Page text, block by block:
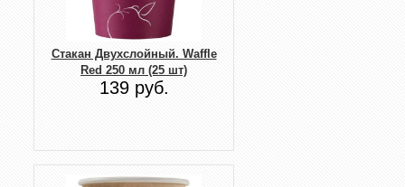
Стакан Двухслойный. Waffle
Red 250 мл (25 шт)
139 руб.